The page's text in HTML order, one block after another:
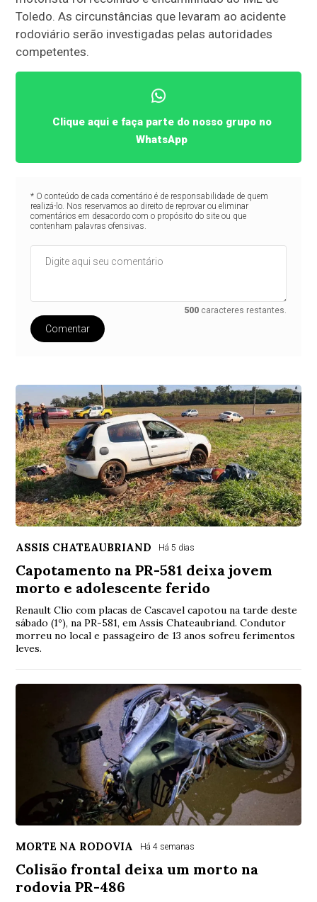
Toledo. As circunstâncias que levaram ao acidente
rodoviário serão investigadas pelas autoridades
competentes.
Clique aqui e faça parte do nosso grupo no
WhatsApp
* O conteúdo de cada comentário é de responsabilidade de quem
realizá-lo. Nos reservamos ao direito de reprovar ou eliminar
comentários em desacordo com o propósito do site ou que
contenham palavras ofensivas.
500 caracteres restantes.
Comentar
ASSIS CHATEAUBRIAND Há 5 dias
Capotamento na PR-581 deixa jovem
morto e adolescente ferido
Renault Clio com placas de Cascavel capotou na tarde deste
sábado (1º), na PR-581, em Assis Chateaubriand. Condutor
morreu no local e passageiro de 13 anos sofreu ferimentos
leves.
MORTE NA RODOVIA Há 4 semanas
Colisão frontal deixa um morto na
rodovia PR-486